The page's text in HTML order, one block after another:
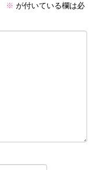
※ が付いている欄は必